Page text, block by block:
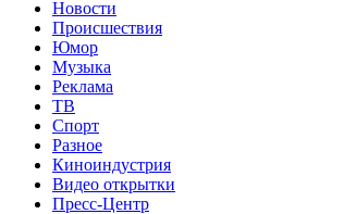
Новости
Происшествия
Юмор
Музыка
Реклама
ТВ
Спорт
Разное
Киноиндустрия
Видео открытки
Пресс-Центр